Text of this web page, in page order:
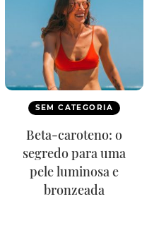
SEM CATEGORIA
Beta-caroteno: o
segredo para uma
pele luminosa e
bronzeada